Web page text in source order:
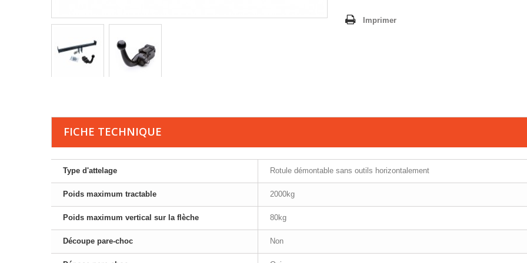
Imprimer
FICHE TECHNIQUE
Type d'attelage Rotule démontable sans outils horizontalement
Poids maximum tractable 2000kg
Poids maximum vertical sur la flèche 80kg
Découpe pare-choc Non